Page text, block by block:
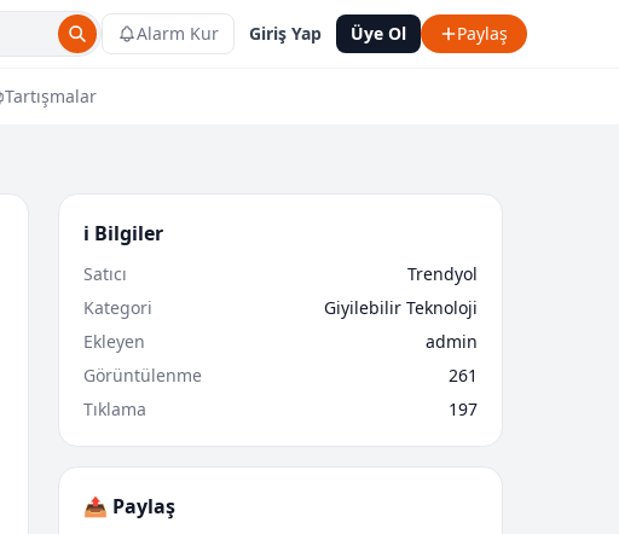
Alarm Kur Giriş Yap Üye Ol Paylaş
Tartışmalar
ℹ️ Bilgiler
Satıcı
Trendyol
Kategori
Giyilebilir Teknoloji
Ekleyen
admin
Görüntülenme
261
Tıklama
197
📤 Paylaş